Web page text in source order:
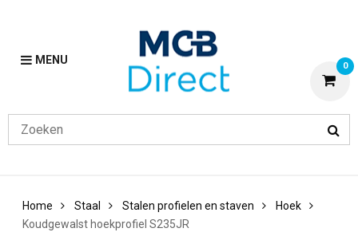
MENU 0
Home Staal Stalen profielen en staven
Hoek
Koudgewalst hoekprofiel S235JR